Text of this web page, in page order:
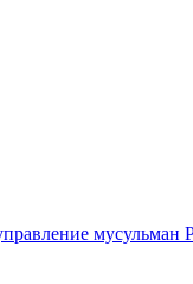
мусульман